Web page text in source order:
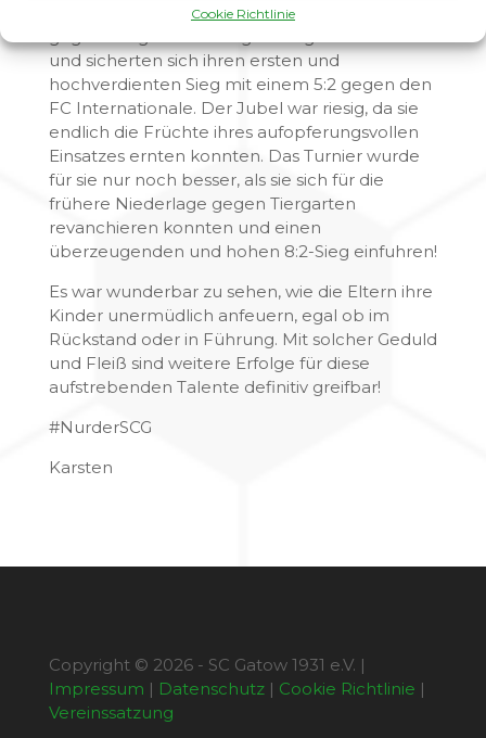
Cookie Richtlinie
Nach einer knappen 2:3-Auftaktniederlage
und sicherten sich ihren ersten und
hochverdienten Sieg mit einem 5:2 gegen den
FC Internationale. Der Jubel war riesig, da sie
endlich die Früchte ihres aufopferungsvollen
Einsatzes ernten konnten. Das Turnier wurde
für sie nur noch besser, als sie sich für die
frühere Niederlage gegen Tiergarten
revanchieren konnten und einen
überzeugenden und hohen 8:2-Sieg einfuhren!
Es war wunderbar zu sehen, wie die Eltern ihre
Kinder unermüdlich anfeuern, egal ob im
Rückstand oder in Führung. Mit solcher Geduld
und Fleiß sind weitere Erfolge für diese
aufstrebenden Talente definitiv greifbar!
#NurderSCG
Karsten
Copyright © 2026 - SC Gatow 1931 e.V. |
Impressum | Datenschutz| Cookie Richtlinie |
Vereinssatzung